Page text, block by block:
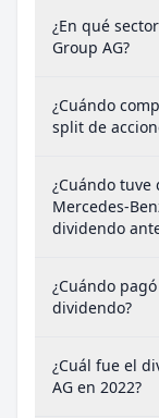
¿En qué
Group AG?
¿Cuándo
split de
¿Cuándo
Mercedes-
dividendo
¿Cuándo
dividendo?
¿Cuál fue el
AG en 2022?